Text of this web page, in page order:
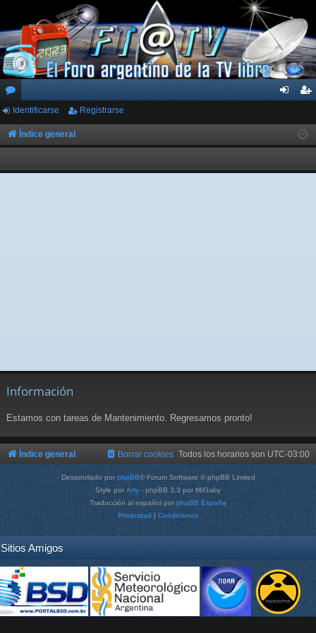
or
os
ar
ist
rs
Identificarse Registrarse
Índice general
Información
Estamos con tareas de Mantenimiento. Regresamos pronto!
Índice general Todos los horarios son UTC-03:00
Borrar cookies
Desarrollado por phpBB® Forum Software © phpBB Limited
Style por Arty - phpBB 3.3 por MrGaby
Traducción al español por phpBB España
Privacidad | Condiciones
Sitios Amigos